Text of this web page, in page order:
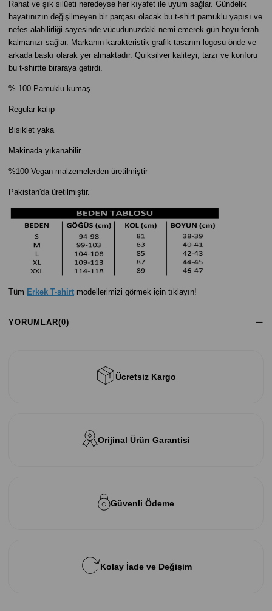
Rahat ve şık silüeti neredeyse her kıyafet ile uyum sağlar. Gündelik
hayatınızın değişilmeyen bir parçası olacak bu t-shirt pamuklu yapısı ve
nefes alabilirliği sayesinde vücudunuzdaki nemi emerek gün boyu ferah
kalmanızı sağlar. Markanın karakteristik grafik tasarım logosu önde ve
arkada baskı olarak yer almaktadır. Quiksilver kaliteyi, tarzı ve konforu
bu t-shirtte biraraya getirdi.
% 100 Pamuklu kumaş
Regular kalıp
Bisiklet yaka
Makinada yıkanabilir
%100 Vegan malzemelerden üretilmiştir
Pakistan'da üretilmiştir.
Tüm Erkek T-shirt modellerimizi görmek için tıklayın!
YORUMLAR(0)
Ücretsiz Kargo
Orijinal Ürün Garantisi
Güvenli Ödeme
Kolay İade ve Değişim